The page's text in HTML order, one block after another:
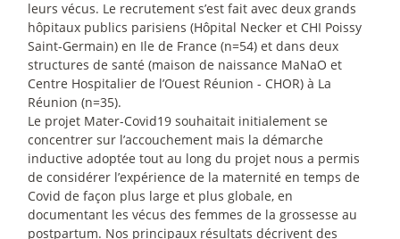
leurs vécus. Le recrutement s’est fait avec deux grands
hôpitaux publics parisiens (Hôpital Necker et CHI Poissy
Saint-Germain) en Ile de France (n=54) et dans deux
structures de santé (maison de naissance MaNaO et
Centre Hospitalier de l’Ouest Réunion - CHOR) à La
Réunion (n=35).
Le projet Mater-Covid19 souhaitait initialement se
concentrer sur l’accouchement mais la démarche
inductive adoptée tout au long du projet nous a permis
de considérer l’expérience de la maternité en temps de
Covid de façon plus large et plus globale, en
documentant les vécus des femmes de la grossesse au
postpartum. Nos principaux résultats décrivent des